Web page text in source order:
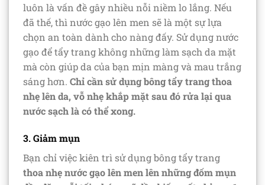
luôn là vấn đề gây nhiều nỗi niềm lo lắng. Nếu
đã thế, thì nước gạo lên men sẽ là một sự lựa
chọn an toàn dành cho nàng đấy. Sử dụng nước
gạo để tẩy trang không những làm sạch da mặt
mà còn giúp da của bạn mịn màng và mau trắng
sáng hơn. Chỉ cần sử dụng bông tẩy trang thoa
nhẹ lên da, vỗ nhẹ khắp mặt sau đó rửa lại qua
nước sạch là có thể xong.
3. Giảm mụn
Bạn chỉ việc kiên trì sử dụng bông tẩy trang
thoa nhẹ nước gạo lên men lên những đốm mụn